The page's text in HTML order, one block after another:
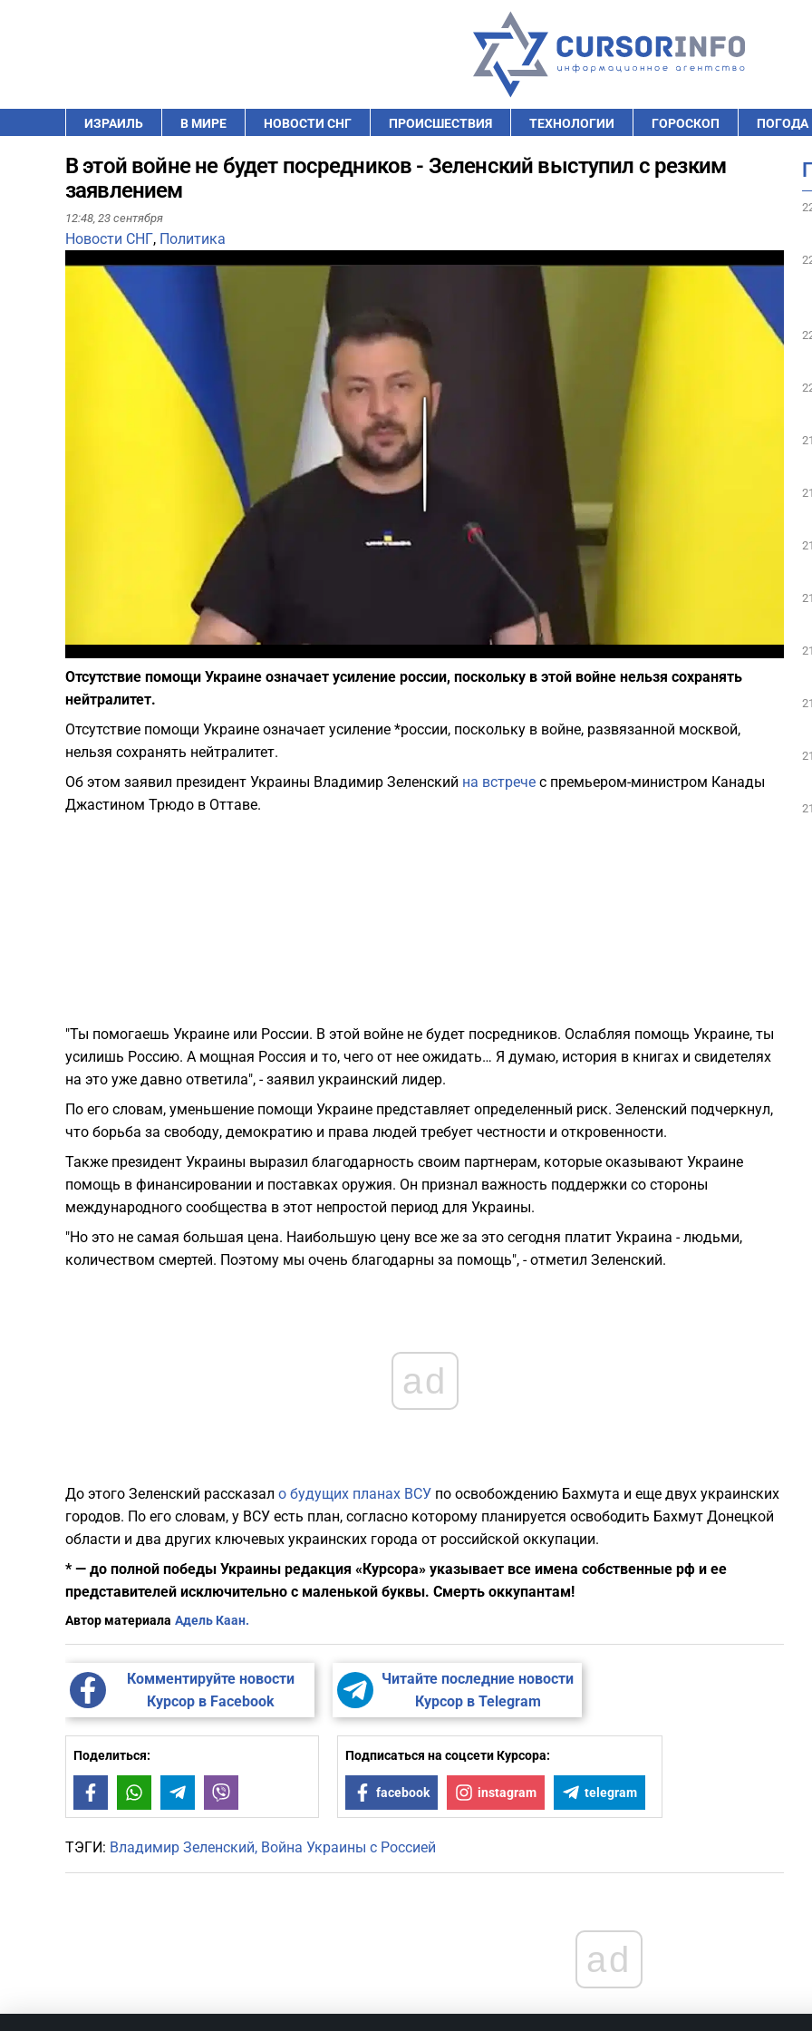
ИЗРАИЛЬ В МИРЕ НОВОСТИ СНГ ПРОИСШЕСТВИЯ ТЕХНОЛОГИИ ГОРОСКОП ПОГОДА
В этой войне не будет посредников - Зеленский выступил с резким
заявлением
12:48, 23 сентября
Новости СНГ, Политика
Отсутствие помощи Украине означает усиление россии, поскольку в этой войне нельзя сохранять
нейтралитет.
Отсутствие помощи Украине означает усиление *россии, поскольку в войне, развязанной москвой,
нельзя сохранять нейтралитет.
Об этом заявил президент Украины Владимир Зеленский на встрече с премьером-министром Канады
Джастином Трюдо в Оттаве.
"Ты помогаешь Украине или России. В этой войне не будет посредников. Ослабляя помощь Украине, ты
усилишь Россию. А мощная Россия и то, чего от нее ожидать… Я думаю, история в книгах и свидетелях
на это уже давно ответила", - заявил украинский лидер.
По его словам, уменьшение помощи Украине представляет определенный риск. Зеленский подчеркнул,
что борьба за свободу, демократию и права людей требует честности и откровенности.
Также президент Украины выразил благодарность своим партнерам, которые оказывают Украине
помощь в финансировании и поставках оружия. Он признал важность поддержки со стороны
международного сообщества в этот непростой период для Украины.
"Но это не самая большая цена. Наибольшую цену все же за это сегодня платит Украина - людьми,
количеством смертей. Поэтому мы очень благодарны за помощь", - отметил Зеленский.
ad
До этого Зеленский рассказал о будущих планах ВСУ по освобождению Бахмута и еще двух украинских
городов. По его словам, у ВСУ есть план, согласно которому планируется освободить Бахмут Донецкой
области и два других ключевых украинских города от российской оккупации.
* — до полной победы Украины редакция «Курсора» указывает все имена собственные рф и ее
представителей исключительно с маленькой буквы. Смерть оккупантам!
Автор материала Адель Каан.
Комментируйте новости
Курсор в Facebook
Читайте последние новости
Курсор в Telegram
Поделиться:
FacebookWhatsAppTelegram
Подписаться на соцсети Курсора:
facebook instagram telegram
ТЭГИ: Владимир Зеленский Война Украины с Россией
ad